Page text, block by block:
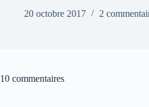
20 octobre 2017
2
10 commentaires